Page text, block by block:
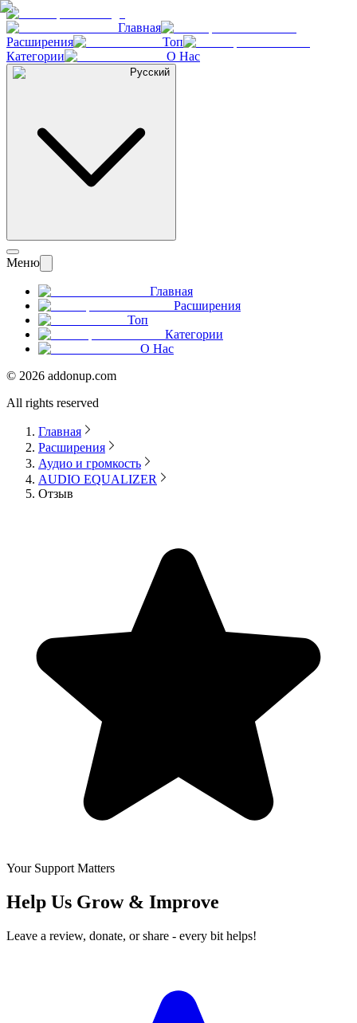
Главная
Расширения
Топ
Категории
О Нас
Русский
Меню
Главная
Расширения
Топ
Категории
О Нас
© 2026 addonup.com
All rights reserved
Главная
Расширения
Аудио и громкость
AUDIO EQUALIZER
Отзыв
Your Support Matters
Help Us Grow & Improve
Leave a review, donate, or share - every bit helps!